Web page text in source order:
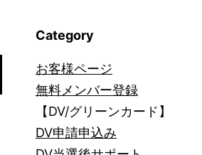
Category
お客様ページ
無料メンバー登録
【DV/グリーンカード】
DV申請申込み